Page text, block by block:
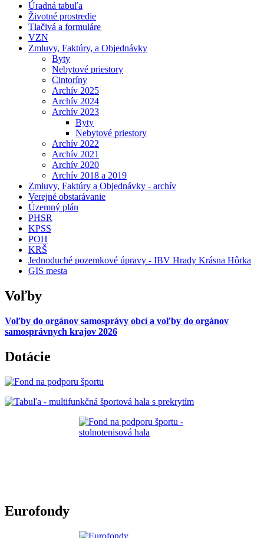
Úradná tabuľa
Životné prostredie
Tlačivá a formuláre
VZN
Zmluvy, Faktúry, a Objednávky
Byty
Nebytové priestory
Cintoríny
Archív 2025
Archív 2024
Archív 2023
Byty
Nebytové priestory
Archív 2022
Archív 2021
Archív 2020
Archív 2018 a 2019
Zmluvy, Faktúry a Objednávky - archív
Verejné obstarávanie
Územný plán
PHSR
KPSS
POH
KRŠ
Jednoduché pozemkové úpravy - IBV Hrady Krásna Hôrka
GIS mesta
Voľby
Voľby do orgánov samosprávy obcí a voľby do orgánov
samosprávnych krajov 2026
Dotácie
Eurofondy